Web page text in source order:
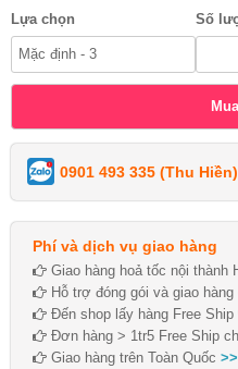
Lựa chọn Số
0901 493 335 (Thu Hiền)
Phí và dịch vụ giao hàng
Giao hàng hoả tốc nội thành
Hỗ trợ đóng gói và giao hàng
Đến shop lấy hàng Free Ship
Đơn hàng > 1tr5 Free Ship
Giao hàng trên Toàn Quốc